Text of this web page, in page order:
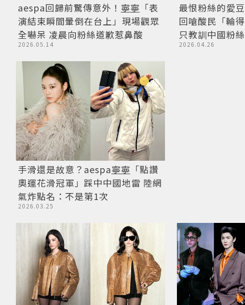
aespa回歸前驚傳意外！ 寧寧 「表
演結束瞬間暈倒在台上」現場觀眾
全嚇呆 凌晨向粉絲道歉惹鼻酸
2026.05.14
最恨粉絲的愛
回嗆酸民「輪
只教訓中國粉
2026.04.26
手滑還是故意？aespa寧寧 「點讚
奧運花滑冠軍」踩中中國地雷 陸網
氣炸點名：不是第1次
2026.03.25